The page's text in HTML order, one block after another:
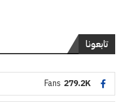
تابعونا
279.2K
Fans